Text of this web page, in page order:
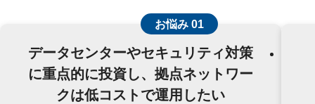
お悩み 01
データセンターやセキュリティ対策
に重点的に投資し、拠点ネットワー
クは低コストで運用したい